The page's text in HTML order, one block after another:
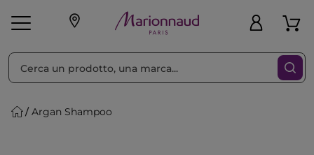
Make-up Profumi
Argan Shampoo
Ordina per Filtra